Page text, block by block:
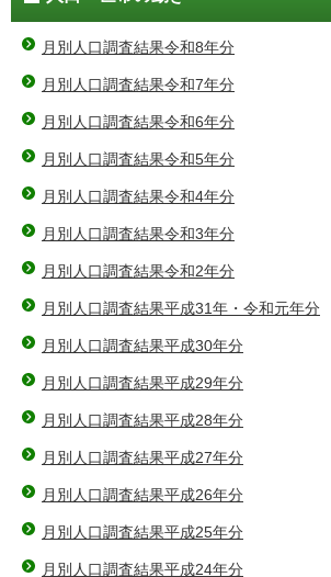
月別人口調査結果令和8年分
月別人口調査結果令和7年分
月別人口調査結果令和6年分
月別人口調査結果令和5年分
月別人口調査結果令和4年分
月別人口調査結果令和3年分
月別人口調査結果令和2年分
月別人口調査結果平成31年・令和元年分
月別人口調査結果平成30年分
月別人口調査結果平成29年分
月別人口調査結果平成28年分
月別人口調査結果平成27年分
月別人口調査結果平成26年分
月別人口調査結果平成25年分
月別人口調査結果平成24年分